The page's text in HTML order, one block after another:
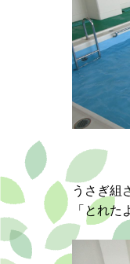
うさぎ組
「とれた